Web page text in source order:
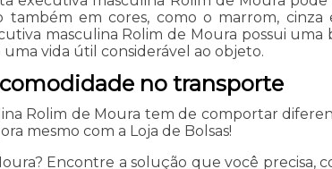
também em cores, como o marrom,
masculina Rolim de Moura possui
vida útil considerável ao objeto.
no transporte
Rolim de Moura tem de comportar
mesmo com a Loja de Bolsas!
Encontre a solução que você precisa,